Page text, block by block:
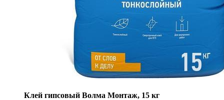
Клей гипсовый Волма Монтаж, 15 кг